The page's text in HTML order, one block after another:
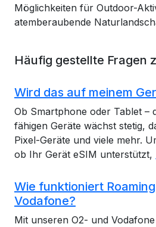
Möglichkeiten für Outdoor-
atemberaubende
Häufig gestellte Fragen
Wird das auf meinem
Ob Smartphone oder Tablet –
fähigen Geräte wächst stetig,
Pixel-Geräte und viele mehr.
ob Ihr Gerät eSIM unterstützt,
Wie funktioniert
Vodafone?
Mit unseren O2- und